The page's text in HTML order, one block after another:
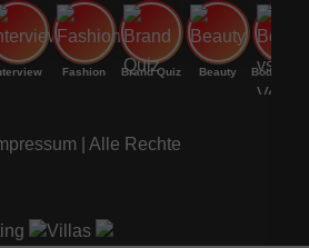
Fashion Brand Quiz Beauty
| Alle Rechte
Villas